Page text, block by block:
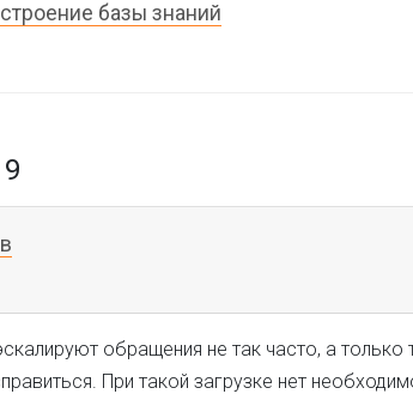
базы знаний
обращения не так часто, а только
При такой загрузке нет